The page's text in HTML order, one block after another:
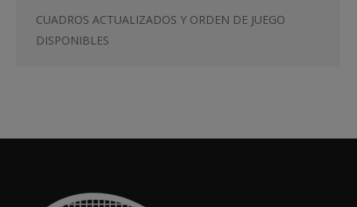
CUADROS ACTUALIZADOS Y ORDEN DE JUEGO
DISPONIBLES